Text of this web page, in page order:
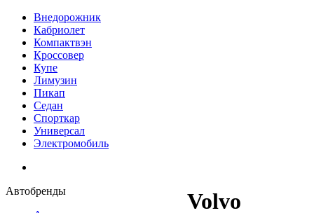
Внедорожник
Кабриолет
Компактвэн
Кроссовер
Купе
Лимузин
Пикап
Седан
Спорткар
Универсал
Электромобиль
Автобренды
Volvo